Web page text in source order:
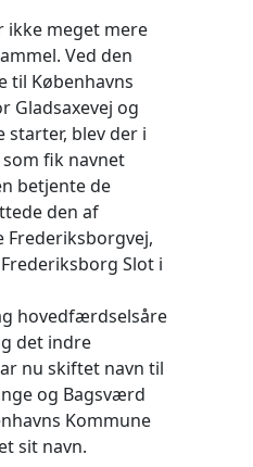
ikke meget mere
Ved den
Københavns
Gladsaxevej og
starter, blev der i
fik navnet
betjente de
den af
Frederiksborgvej,
Slot i
hovedfærdselsåre
det indre
nu skiftet navn til
og Bagsværd
Kommune
sit navn.